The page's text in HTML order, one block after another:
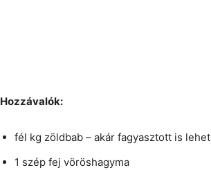
Hozzávalók:
fél kg zöldbab – akár fagyasztott is lehet
1 szép fej vöröshagyma